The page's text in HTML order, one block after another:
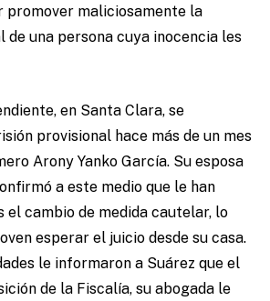
promover maliciosamente la
de una persona cuya inocencia les
en Santa Clara, se
provisional hace más de un mes
Arony Yanko García. Su esposa
a este medio que le han
el cambio de medida cautelar, lo
esperar el juicio desde su casa.
le informaron a Suárez que el
de la Fiscalía, su abogada le